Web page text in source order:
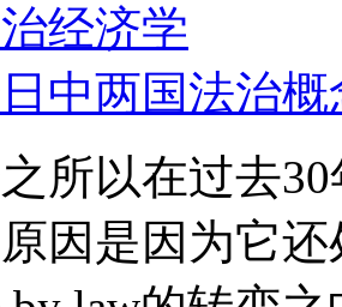
经济学
中两国法治概
所以在过去
因是因为它